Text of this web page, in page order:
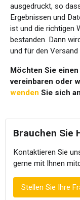
ausgedruckt, so
Ergebnissen und
ist und die richtigen
bestanden. Dann
und für den Versand
Möchten Sie
vereinbaren oder
wenden Sie sich
Brauchen Sie
Kontaktieren Sie
gerne mit Ihnen
Stellen Sie Ihre